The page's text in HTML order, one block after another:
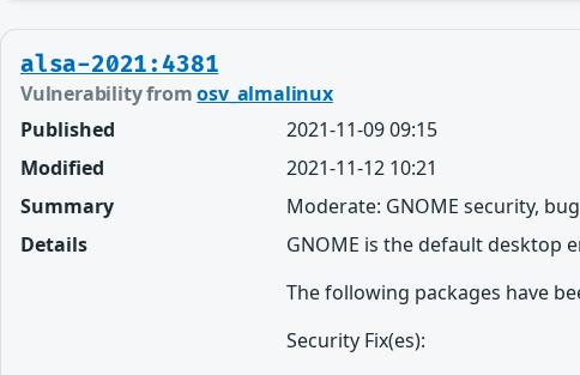
alsa-2021:4381
Vulnerability fromosv_almalinux
Published
2021-11-09 09:15
Modified
2021-11-12 10:21
Summary
Moderate: GNOME security,
Details
GNOME is the default desktop
The following packages have
Security Fix(es):